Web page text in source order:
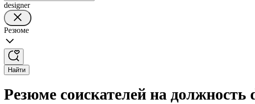
designer
Резюме
Найти
Резюме соискателей на должность